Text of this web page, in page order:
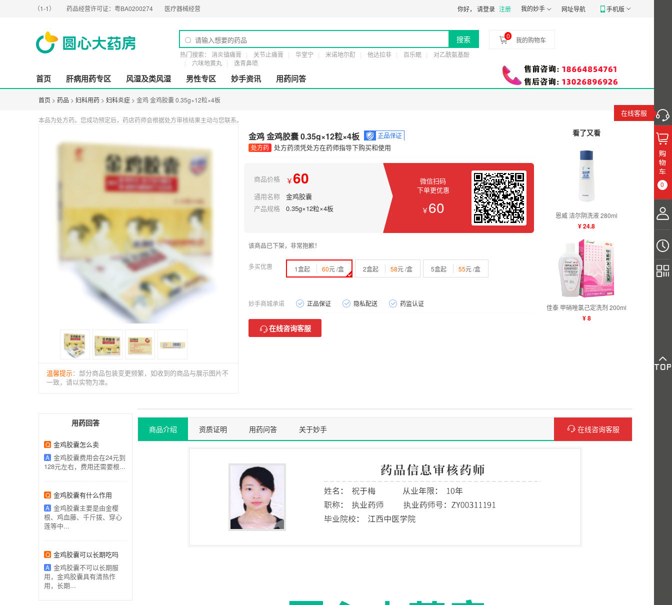
药品经营许可证：粤BA0200274 医疗器械经营许可证：粤橞食药监械经营许20161232号 粤穗食药监械经营备20191807号 食品经营许可证：JY14401030058197 药品经营质量管理规范认证证
你好， 请登录 注册 我的妙手 网址导航 手机版
搜索
热门搜索： 消炎镇痛膏 关节止痛膏 华堂宁 米诺地尔酊 他达拉非 百乐眠
对乙酰氨基酚
六味地黄丸
逸青鼻喷
0 我的购物车
首页 肝病用药专区 风湿及类风湿 男性专区 妙手资讯 用药问答
在线客服
0
首页 > 药品 > 妇科用药 > 妇科炎症 > 金鸡 金鸡胶囊 0.35g×12粒×4板
本品为处方药。您成功预定后，药店药师会根据处方审核结果主动与您联系。
温馨提示：部分商品包装变更频繁，如收到的商品与展示图片不
一致，请以实物为准。
金鸡 金鸡胶囊 0.35g×12粒×4板
处方药 处方药须凭处方在药师指导下购买和使用
商品价格 ￥60
通用名称
金鸡胶囊
产品规格
0.35g×12粒×4板
微信扫码
下单更优惠
￥ 60
该商品已下架，非常抱歉！
多买优惠 1盒起 60元 /盒 2盒起 58元 /盒 5盒起 55元 /盒
妙手商城承诺 正品保证 隐私配送 药监认证
在线咨询客服
看了又看
恩威 洁尔阴洗液 280ml
¥ 24.8
佳泰 甲硝唑氯己定洗剂 200ml
¥ 8
用药回答
Q 金鸡胶囊怎么卖
A 金鸡胶囊费用会在24元到
128元左右，费用还需要根...
Q 金鸡胶囊有什么作用
A 金鸡胶囊主要是由金樱
根、鸡血藤、千斤拨、穿心
莲等中...
Q 金鸡胶囊可以长期吃吗
A 金鸡胶囊不可以长期服
用，金鸡胶囊具有清热作
用，长期...
商品介绍 资质证明 用药问答 关于妙手 在线咨询客服